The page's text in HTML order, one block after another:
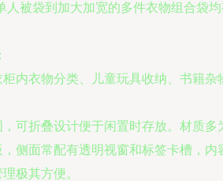
人被袋到加大加宽的多件衣物组合袋
：
柜内衣物分类、儿童玩具收纳、书籍杂
，可折叠设计便于闲置时存放。材质多
侧面常配有透明视窗和标签卡槽，内
极其方便。